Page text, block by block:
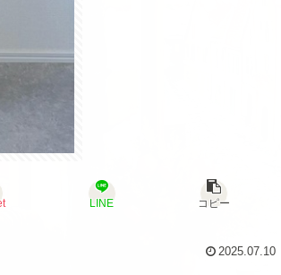
LINE コピー
2025.07.10